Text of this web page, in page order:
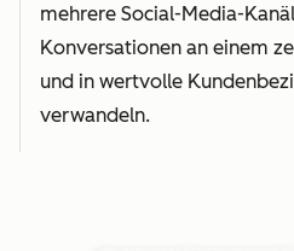
mehrere Social-Media-
Konversationen an einem
und in wertvolle
verwandeln.